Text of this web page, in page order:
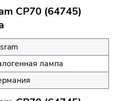
CP70 (64745)
лампа